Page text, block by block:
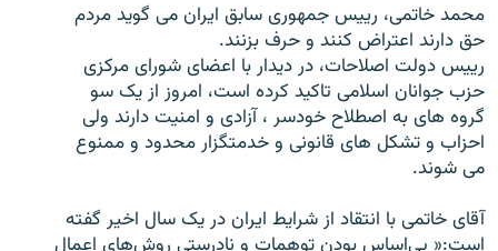
فرکانس‌ها
گزارش‌های تصویری
گزارش‌های ویدئویی
زنان فردا
English
به ما بپیوندید
محمد خاتمی، رييس جمهوری سابق ايران می گويد مردم
حق دارند اعتراض کنند و حرف بزنند.
رييس دولت اصلاحات، در ديدار با اعضای شورای مرکزی
حزب جوانان اسلامی تاکيد کرده است، امروز از يک سو
گروه های به اصطلاح خودسر ، آزادی و امنيت دارند ولی
احزاب و تشکل های قانونی و خدمتگزار محدود و ممنوع
می شوند.
آقای خاتمی با انتقاد از شرايط ايران در يک سال اخير گفته